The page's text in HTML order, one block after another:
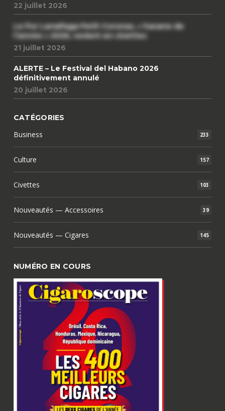
22 juillet 2026
Le Por Larrañaga Petit Coronas, « havane de
l’année » 2026, revient en civettes
21 juillet 2026
ALERTE – Le Festival del Habano 2026
définitivement annulé
20 juillet 2026
CATÉGORIES
Business 233
Culture 157
Civettes 103
Nouveautés — Accessoires 39
Nouveautés — Cigares 145
NUMÉRO EN COURS